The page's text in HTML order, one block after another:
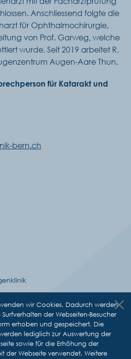
Anschliessend folgte die
für Ophthalmochirurgie,
von Prof. Garweg, welche
wurde. Seit 2019 arbeitet R.
Augen-Aare Thun.
für Katarakt und
bern.ch
bern.ch
Datenschutz
wir Cookies. Dadurch werden
der Webseiten-Besucher
erhoben und gespeichert. Die
lediglich zur Auswertung der
sowie für die Erhöhung der
der Webseite verwendet. Weitere